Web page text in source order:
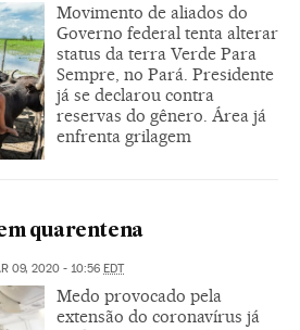
Movimento de aliados do
Governo federal tenta alterar
status da terra Verde Para
Sempre, no Pará. Presidente
já se declarou contra
reservas do gênero. Área já
enfrenta grilagem
quarentena
09, 2020 - 10:56 EDT
Medo provocado pela
extensão do coronavírus já